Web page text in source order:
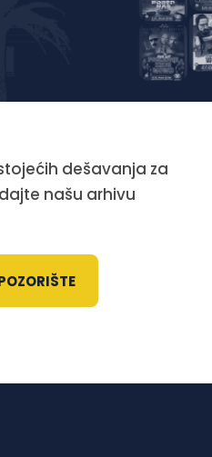
dešavanja za
našu arhivu